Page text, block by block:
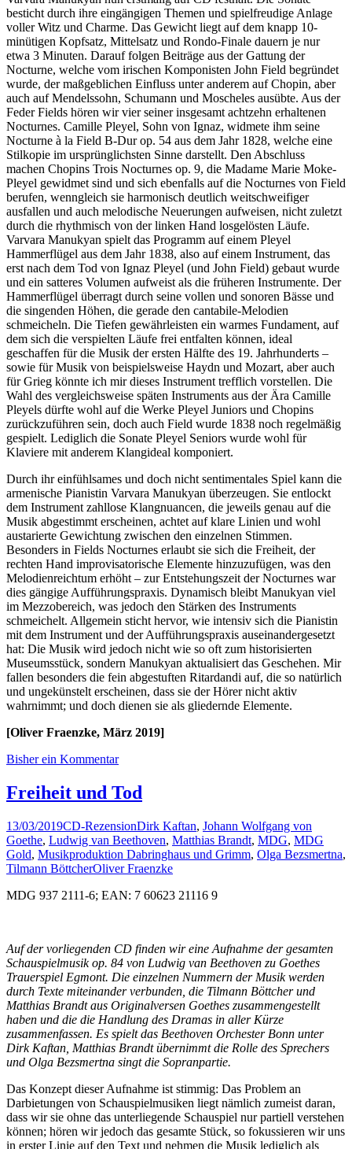
besticht durch ihre eingängigen Themen und spielfreudige Anlage
voller Witz und Charme. Das Gewicht liegt auf dem knapp 10-
minütigen Kopfsatz, Mittelsatz und Rondo-Finale dauern je nur
etwa 3 Minuten. Darauf folgen Beiträge aus der Gattung der
Nocturne, welche vom irischen Komponisten John Field begründet
wurde, der maßgeblichen Einfluss unter anderem auf Chopin, aber
auch auf Mendelssohn, Schumann und Moscheles ausübte. Aus der
Feder Fields hören wir vier seiner insgesamt achtzehn erhaltenen
Nocturnes. Camille Pleyel, Sohn von Ignaz, widmete ihm seine
Nocturne à la Field B-Dur op. 54 aus dem Jahr 1828, welche eine
Stilkopie im ursprünglichsten Sinne darstellt. Den Abschluss
machen Chopins Trois Nocturnes op. 9, die Madame Marie Moke-
Pleyel gewidmet sind und sich ebenfalls auf die Nocturnes von Field
berufen, wenngleich sie harmonisch deutlich weitschweifiger
ausfallen und auch melodische Neuerungen aufweisen, nicht zuletzt
durch die rhythmisch von der linken Hand losgelösten Läufe.
Varvara Manukyan spielt das Programm auf einem Pleyel
Hammerflügel aus dem Jahr 1838, also auf einem Instrument, das
erst nach dem Tod von Ignaz Pleyel (und John Field) gebaut wurde
und ein satteres Volumen aufweist als die früheren Instrumente. Der
Hammerflügel überragt durch seine vollen und sonoren Bässe und
die singenden Höhen, die gerade den cantabile-Melodien
schmeicheln. Die Tiefen gewährleisten ein warmes Fundament, auf
dem sich die verspielten Läufe frei entfalten können, ideal
geschaffen für die Musik der ersten Hälfte des 19. Jahrhunderts –
sowie für Musik von beispielsweise Haydn und Mozart, aber auch
für Grieg könnte ich mir dieses Instrument trefflich vorstellen. Die
Wahl des vergleichsweise späten Instruments aus der Ära Camille
Pleyels dürfte wohl auf die Werke Pleyel Juniors und Chopins
zurückzuführen sein, doch auch Field wurde 1838 noch regelmäßig
gespielt. Lediglich die Sonate Pleyel Seniors wurde wohl für
Klaviere mit anderem Klangideal komponiert.
Durch ihr einfühlsames und doch nicht sentimentales Spiel kann die
armenische Pianistin Varvara Manukyan überzeugen. Sie entlockt
dem Instrument zahllose Klangnuancen, die jeweils genau auf die
Musik abgestimmt erscheinen, achtet auf klare Linien und wohl
austarierte Gewichtung zwischen den einzelnen Stimmen.
Besonders in Fields Nocturnes erlaubt sie sich die Freiheit, der
rechten Hand improvisatorische Elemente hinzuzufügen, was den
Melodienreichtum erhöht – zur Entstehungszeit der Nocturnes war
dies gängige Aufführungspraxis. Dynamisch bleibt Manukyan viel
im Mezzobereich, was jedoch den Stärken des Instruments
schmeichelt. Allgemein sticht hervor, wie intensiv sich die Pianistin
mit dem Instrument und der Aufführungspraxis auseinandergesetzt
hat: Die Musik wird jedoch nicht wie so oft zum historisierten
Museumsstück, sondern Manukyan aktualisiert das Geschehen. Mir
fallen besonders die fein abgestuften Ritardandi auf, die so natürlich
und ungekünstelt erscheinen, dass sie der Hörer nicht aktiv
wahrnimmt; und doch dienen sie als gliedernde Elemente.
[Oliver Fraenzke, März 2019]
Bisher ein Kommentar
Freiheit und Tod
13/03/2019CD-RezensionDirk Kaftan, Johann Wolfgang von
Goethe, Ludwig van Beethoven, Matthias Brandt, MDG, MDG
Gold, Musikproduktion Dabringhaus und Grimm, Olga Bezsmertna,
Tilmann BöttcherOliver Fraenzke
MDG 937 2111-6; EAN: 7 60623 21116 9
Auf der vorliegenden CD finden wir eine Aufnahme der gesamten
Schauspielmusik op. 84 von Ludwig van Beethoven zu Goethes
Trauerspiel Egmont. Die einzelnen Nummern der Musik werden
durch Texte miteinander verbunden, die Tilmann Böttcher und
Matthias Brandt aus Originalversen Goethes zusammengestellt
haben und die die Handlung des Dramas in aller Kürze
zusammenfassen. Es spielt das Beethoven Orchester Bonn unter
Dirk Kaftan, Matthias Brandt übernimmt die Rolle des Sprechers
und Olga Bezsmertna singt die Sopranpartie.
Das Konzept dieser Aufnahme ist stimmig: Das Problem an
Darbietungen von Schauspielmusiken liegt nämlich zumeist daran,
dass wir sie ohne das unterliegende Schauspiel nur partiell verstehen
können; hören wir jedoch das gesamte Stück, so fokussieren wir uns
in erster Linie auf den Text und nehmen die Musik lediglich als